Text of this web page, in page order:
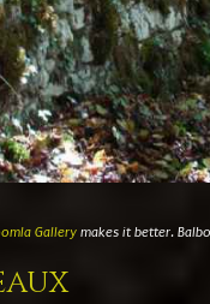
Gallerymakes it better.